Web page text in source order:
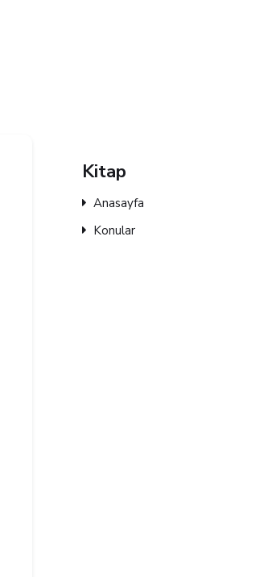
Kitap
Anasayfa
Konular